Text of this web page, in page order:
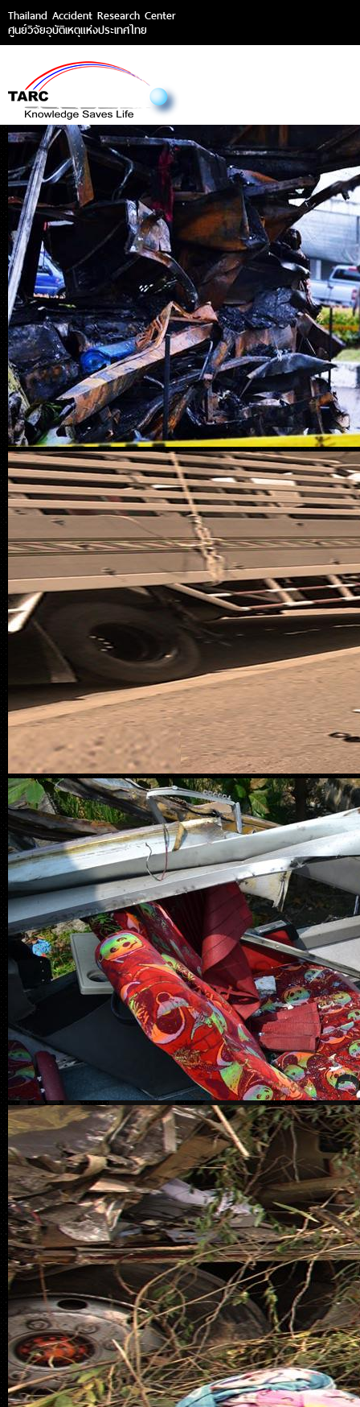
Thailand Accident Research Center
ศูนย์วิจัยอุบัติเหตุแห่งประเทศไทย